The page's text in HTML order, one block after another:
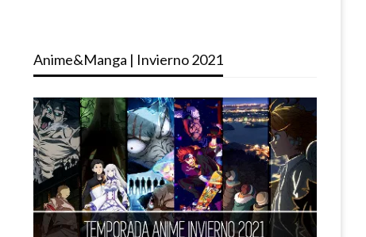
Anime&Manga | Invierno 2021